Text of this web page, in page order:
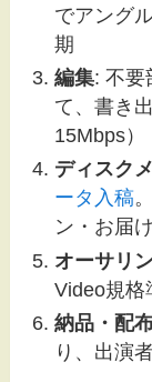
でアング
期
編集: 不要
て、書き
15Mbps）
ディスク
ータ入稿
ン・お届
オーサリ
Video規格
納品・配
り、出演